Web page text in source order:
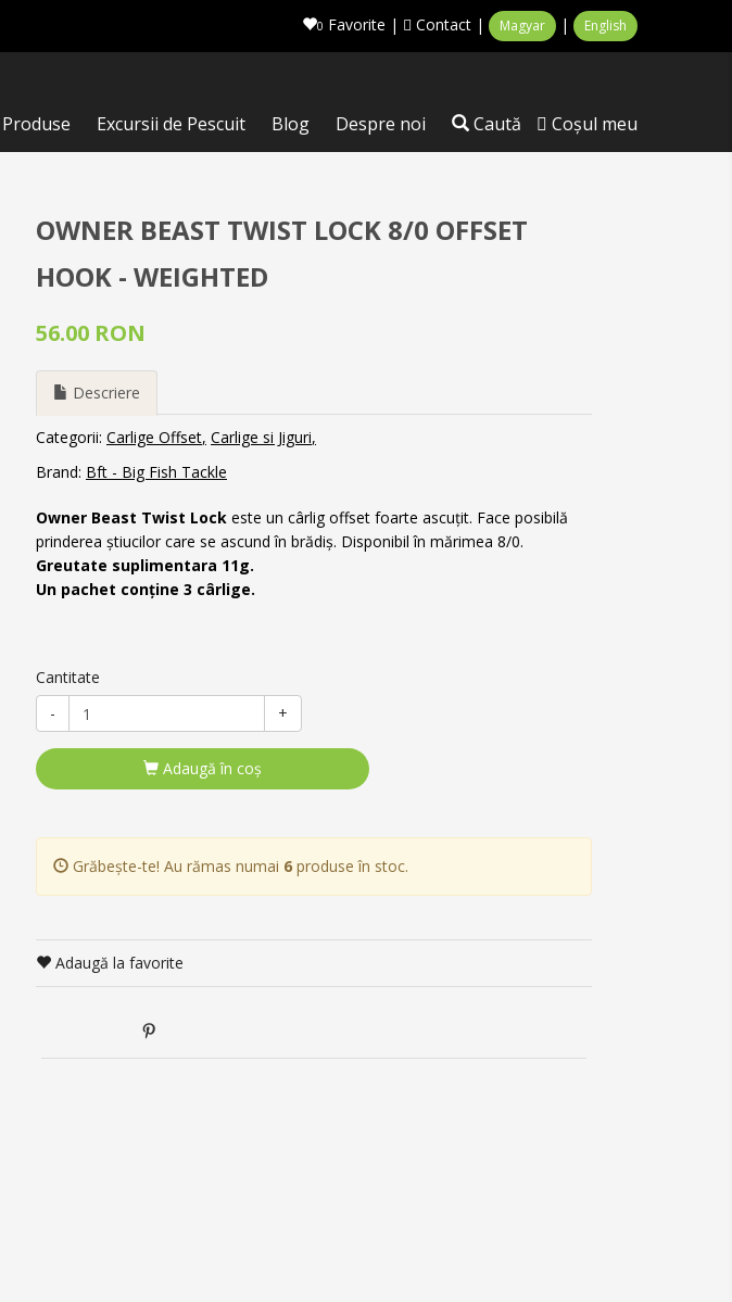
0 Favorite | Contact | Magyar | English
Produse Excursii de Pescuit Blog Despre noi Caută Coşul meu
OWNER BEAST TWIST LOCK 8/0 OFFSET
HOOK - WEIGHTED
56.00 RON
Descriere
Categorii: Carlige Offset Carlige si Jiguri
Brand: Bft - Big Fish Tackle
Owner Beast Twist Lock este un cârlig offset foarte ascuțit. Face posibilă
prinderea știucilor care se ascund în brădiș. Disponibil în mărimea 8/0.
Greutate suplimentara 11g.
Un pachet conține 3 cârlige.
Cantitate
-
+
Adaugă în coş
Grăbește-te! Au rămas numai 6 produse în stoc.
Adaugă la favorite